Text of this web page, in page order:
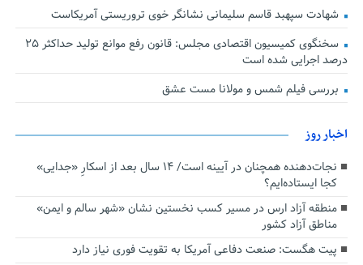
شهادت سپهبد قاسم سلیمانی نشانگر خوی تروریستی آمریکاست
سخنگوی کمیسیون اقتصادی مجلس: قانون رفع موانع تولید حداکثر ۲۵
درصد اجرایی شده است
بررسی فیلم شمس و مولانا مست عشق
اخبار روز
نجات‌دهنده‌ همچنان در آیینه است/ ۱۴ سال بعد از اسکارِ «جدایی»
کجا ایستاده‌ایم؟
منطقه آزاد ارس در مسیر کسب نخستین نشان «شهر سالم و ایمن»
مناطق آزاد کشور
پیت هگست: صنعت دفاعی آمریکا به تقویت فوری نیاز دارد